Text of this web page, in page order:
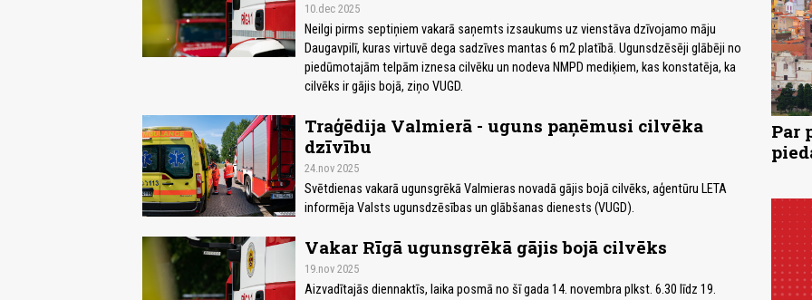
10.dec 2025
Neilgi pirms septiņiem vakarā saņemts izsaukums uz vienstāva dzīvojamo māju
Daugavpilī, kuras virtuvē dega sadzīves mantas 6 m2 platībā. Ugunsdzēsēji glābēji no
piedūmotajām telpām iznesa cilvēku un nodeva NMPD mediķiem, kas konstatēja, ka
cilvēks ir gājis bojā, ziņo VUGD.
Traģēdija Valmierā - uguns paņēmusi cilvēka
dzīvību
24.nov 2025
Svētdienas vakarā ugunsgrēkā Valmieras novadā gājis bojā cilvēks, aģentūru LETA
informēja Valsts ugunsdzēsības un glābšanas dienests (VUGD).
Vakar Rīgā ugunsgrēkā gājis bojā cilvēks
19.nov 2025
Aizvadītajās diennaktīs, laika posmā no šī gada 14. novembra plkst. 6.30 līdz 19.
Par